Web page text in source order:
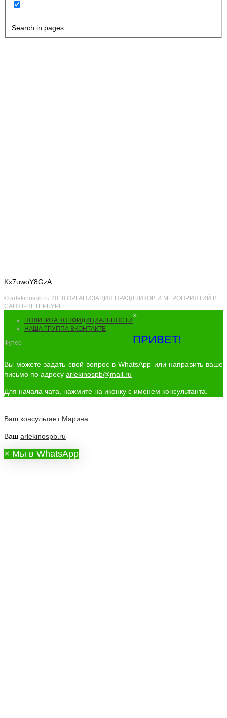
Search in pages
Kx7uwoY8GzA
© arlekinospb.ru 2018 ОРГАНИЗАЦИЯ ПРАЗДНИКОВ И МЕРОПРИЯТИЙ В
САНКТ-ПЕТЕРБУРГЕ.
ПОЛИТИКА КОНФИДИЦИАЛЬНОСТИ
НАША ГРУППА ВКОНТАКТЕ
Футер
×
ПРИВЕТ!
Вы можете задать свой вопрос в WhatsApp или направить ваше
письмо по адресу arlekinospb@mail.ru
Для начала чата, нажмите на иконку с именем консультанта.
Ваш консультант Марина
Ваш arlekinospb.ru
× Мы в WhatsApp